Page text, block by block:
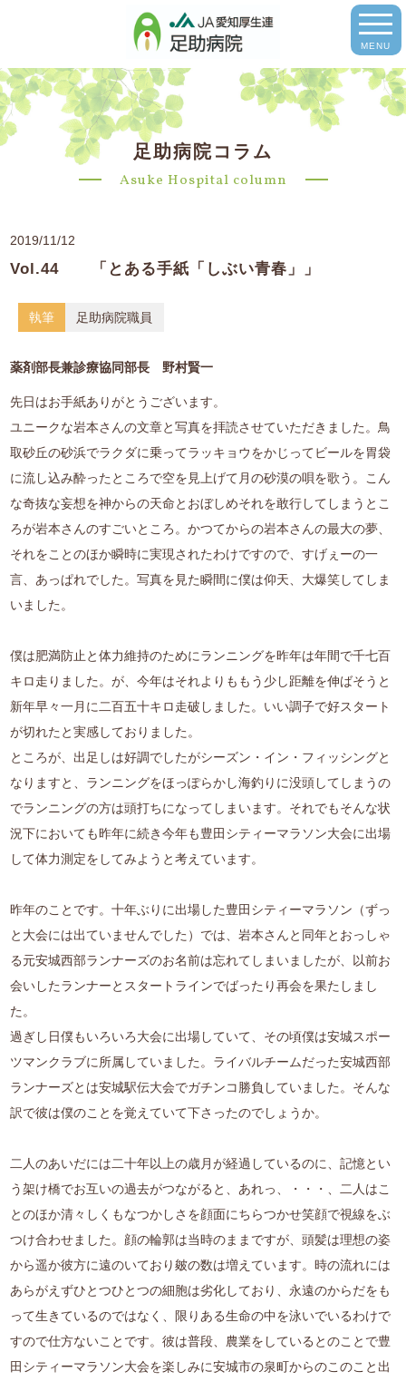
MENU
足助病院コラム
Asuke Hospital column
2019/11/12
Vol.44 「とある手紙「しぶい青春」」
執筆 足助病院職員
薬剤部長兼診療協同部長 野村賢一
先日はお手紙ありがとうございます。
ユニークな岩本さんの文章と写真を拝読させていただきました。鳥
取砂丘の砂浜でラクダに乗ってラッキョウをかじってビールを胃袋
に流し込み酔ったところで空を見上げて月の砂漠の唄を歌う。こん
な奇抜な妄想を神からの天命とおぼしめそれを敢行してしまうとこ
ろが岩本さんのすごいところ。かつてからの岩本さんの最大の夢、
それをことのほか瞬時に実現されたわけですので、すげぇーの一
言、あっぱれでした。写真を見た瞬間に僕は仰天、大爆笑してしま
いました。
僕は肥満防止と体力維持のためにランニングを昨年は年間で千七百
キロ走りました。が、今年はそれよりももう少し距離を伸ばそうと
新年早々一月に二百五十キロ走破しました。いい調子で好スタート
が切れたと実感しておりました。
ところが、出足しは好調でしたがシーズン・イン・フィッシングと
なりますと、ランニングをほっぽらかし海釣りに没頭してしまうの
でランニングの方は頭打ちになってしまいます。それでもそんな状
況下においても昨年に続き今年も豊田シティーマラソン大会に出場
して体力測定をしてみようと考えています。
昨年のことです。十年ぶりに出場した豊田シティーマラソン（ずっ
と大会には出ていませんでした）では、岩本さんと同年とおっしゃ
る元安城西部ランナーズのお名前は忘れてしまいましたが、以前お
会いしたランナーとスタートラインでばったり再会を果たしまし
た。
過ぎし日僕もいろいろ大会に出場していて、その頃僕は安城スポー
ツマンクラブに所属していました。ライバルチームだった安城西部
ランナーズとは安城駅伝大会でガチンコ勝負していました。そんな
訳で彼は僕のことを覚えていて下さったのでしょうか。
二人のあいだには二十年以上の歳月が経過しているのに、記憶とい
う架け橋でお互いの過去がつながると、あれっ、・・・、二人はこ
とのほか清々しくもなつかしさを顔面にちらつかせ笑顔で視線をぶ
つけ合わせました。顔の輪郭は当時のままですが、頭髪は理想の姿
から遥か彼方に遠のいており皴の数は増えています。時の流れには
あらがえずひとつひとつの細胞は劣化しており、永遠のからだをも
って生きているのではなく、限りある生命の中を泳いでいるわけで
すので仕方ないことです。彼は普段、農業をしているとのことで豊
田シティーマラソン大会を楽しみに安城市の泉町からのこのこと出